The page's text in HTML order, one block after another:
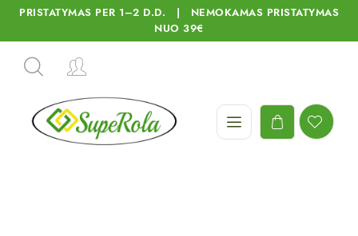
PRISTATYMAS PER 1–2 D.D. | NEMOKAMAS PRISTATYMAS
NUO 39€